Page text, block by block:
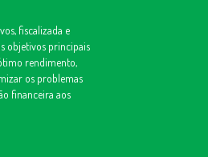
fiscalizada e
objetivos principais
rendimento,
os problemas
financeira aos